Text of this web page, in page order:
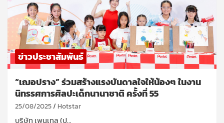
ข่าวประชาสัมพันธ์
“เฌอปราง” ร่วมสร้างแรงบันดาลใจให้น้องๆ ในงาน
นิทรรศการศิลปะเด็กนานาชาติ ครั้งที่ 55
25/08/2025 Hotstar
บริษัท เพนเทล (ป…